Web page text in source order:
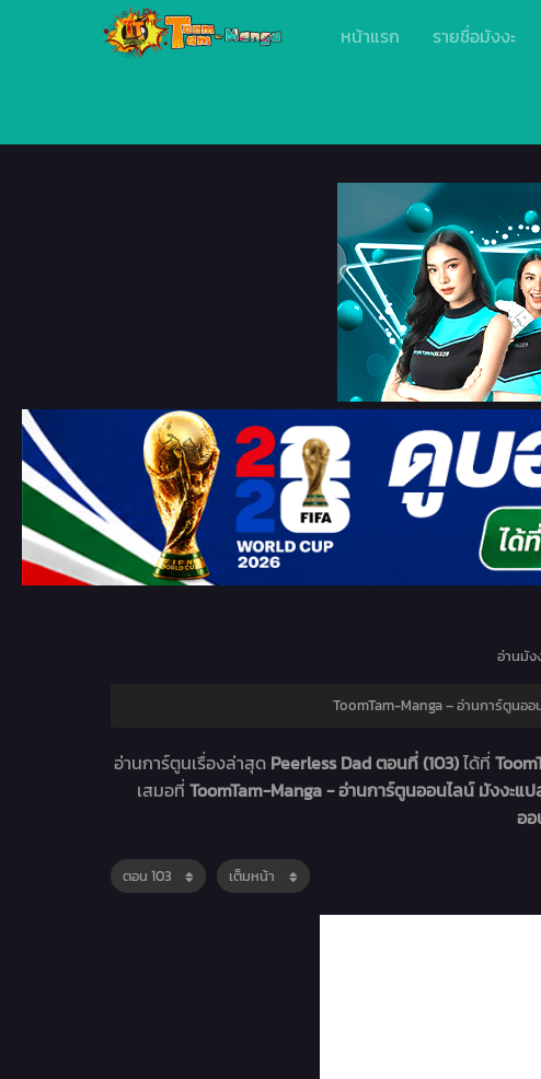
หน้าแรก รายชื่อมังงะ
อ่านมัง
ToomTam-Manga – อ่านการ์ตูนอ
อ่านการ์ตูนเรื่องล่าสุด Peerless Dad ตอนที่ (103)ได้ที่
เสมอที่ ToomTam-Manga - อ่านการ์ตูนออนไลน์ มังงะแ
ออ